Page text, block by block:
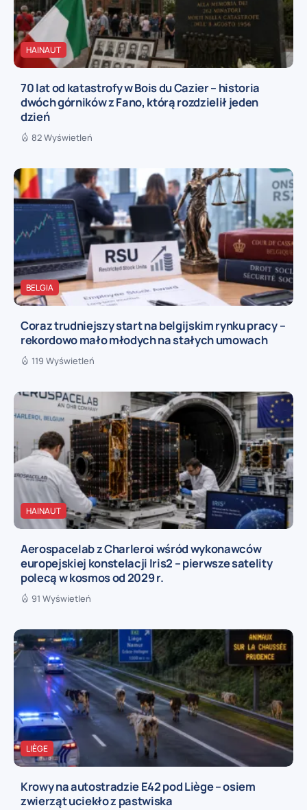
HAINAUT
70 lat od katastrofy w Bois du Cazier – historia
dwóch górników z Fano, którą rozdzielił jeden
dzień
82 Wyświetleń
BELGIA
Coraz trudniejszy start na belgijskim rynku pracy –
rekordowo mało młodych na stałych umowach
119 Wyświetleń
HAINAUT
Aerospacelab z Charleroi wśród wykonawców
europejskiej konstelacji Iris2 – pierwsze satelity
polecą w kosmos od 2029 r.
91 Wyświetleń
LIÈGE
Krowy na autostradzie E42 pod Liège – osiem
zwierząt uciekło z pastwiska